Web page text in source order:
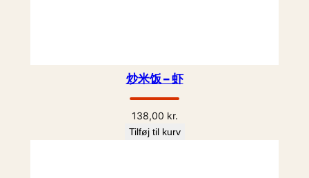
炒米饭 – 虾
138,00 kr.
Tilføj til kurv